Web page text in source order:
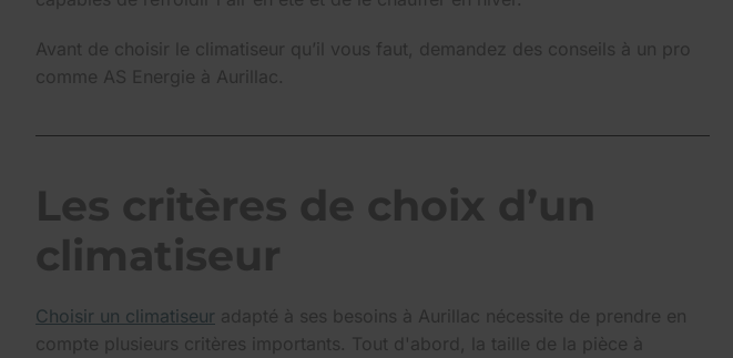
Avant de choisir le climatiseur qu’il vous faut, demandez des conseils à un pro
comme AS Energie à Aurillac.
Les critères de choix d’un
climatiseur
Choisir un climatiseur adapté à ses besoins à Aurillac nécessite de prendre en
compte plusieurs critères importants. Tout d'abord, la taille de la pièce à